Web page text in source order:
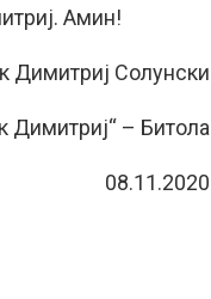
Амин!
Димитриј Солунски
Димитриј“ – Битола
08.11.2020